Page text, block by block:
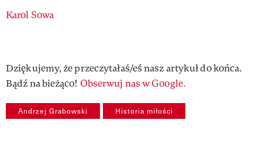
Authors
Karol Sowa
Dziękujemy, że przeczytałaś/eś nasz artykuł do końca.
Bądź na bieżąco! Obserwuj nas w Google.
Andrzej Grabowski Historia miłości